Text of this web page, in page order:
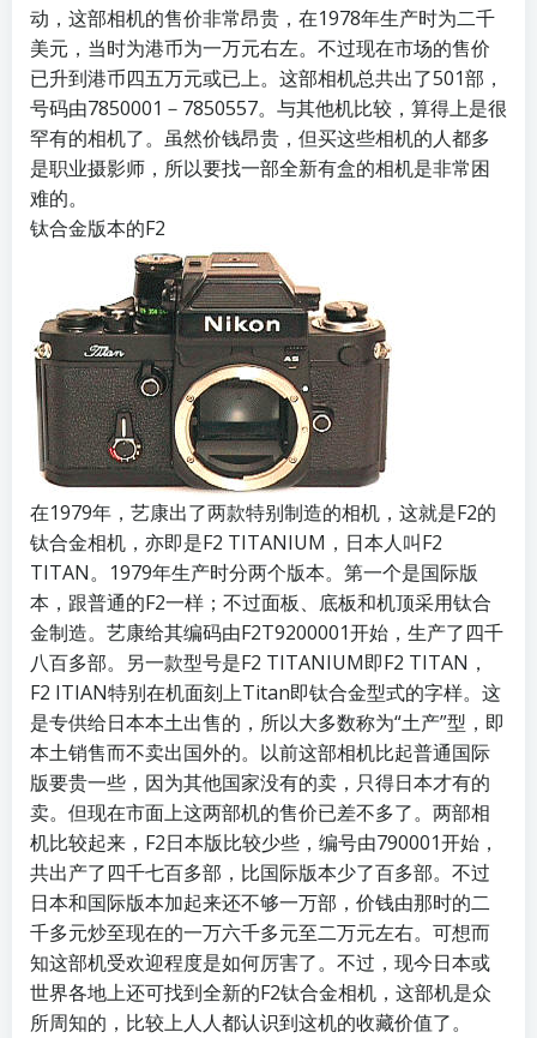
动，这部相机的售价非常昂贵，在1978年生产时为二千
美元，当时为港币为一万元右左。不过现在市场的售价
已升到港币四五万元或已上。这部相机总共出了501部，
号码由7850001－7850557。与其他机比较，算得上是很
罕有的相机了。虽然价钱昂贵，但买这些相机的人都多
是职业摄影师，所以要找一部全新有盒的相机是非常困
难的。
钛合金版本的F2
在1979年，艺康出了两款特别制造的相机，这就是F2的
钛合金相机，亦即是F2 TITANIUM，日本人叫F2
TITAN。1979年生产时分两个版本。第一个是国际版
本，跟普通的F2一样；不过面板、底板和机顶采用钛合
金制造。艺康给其编码由F2T9200001开始，生产了四千
八百多部。另一款型号是F2 TITANIUM即F2 TITAN，
F2 ITIAN特别在机面刻上Titan即钛合金型式的字样。这
是专供给日本本土出售的，所以大多数称为“土产”型，即
本土销售而不卖出国外的。以前这部相机比起普通国际
版要贵一些，因为其他国家没有的卖，只得日本才有的
卖。但现在市面上这两部机的售价已差不多了。两部相
机比较起来，F2日本版比较少些，编号由790001开始，
共出产了四千七百多部，比国际版本少了百多部。不过
日本和国际版本加起来还不够一万部，价钱由那时的二
千多元炒至现在的一万六千多元至二万元左右。可想而
知这部机受欢迎程度是如何厉害了。不过，现今日本或
世界各地上还可找到全新的F2钛合金相机，这部机是众
所周知的，比较上人人都认识到这机的收藏价值了。